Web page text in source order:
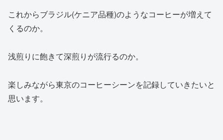
これからブラジル(ケニア品種)のようなコーヒーが増えて
くるのか。
浅煎りに飽きて深煎りが流行るのか。
楽しみながら東京のコーヒーシーンを記録していきたいと
思います。